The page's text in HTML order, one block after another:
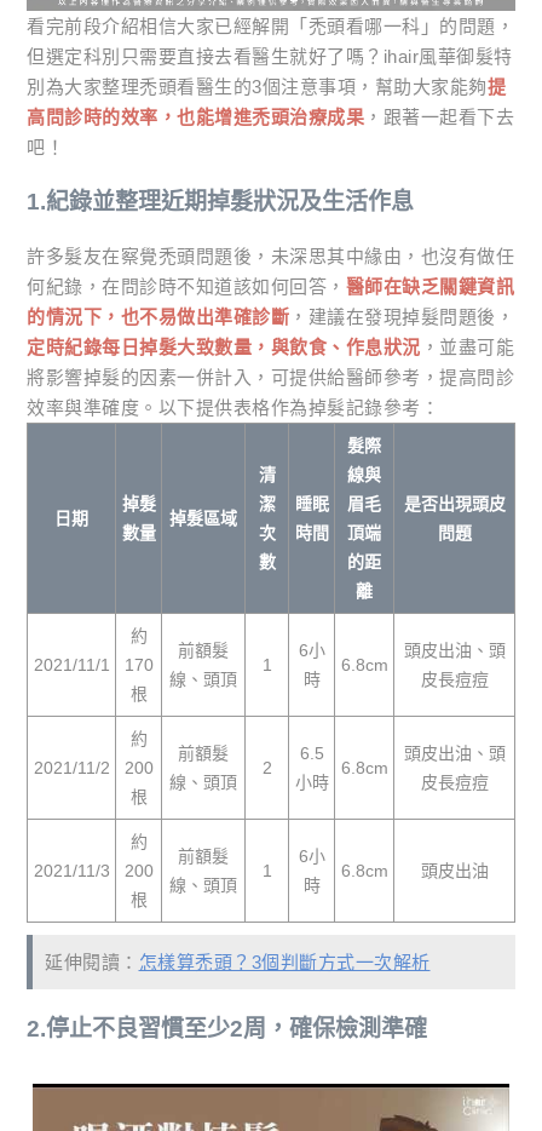
看完前段介紹相信大家已經解開「禿頭看哪一科」的問題，
但選定科別只需要直接去看醫生就好了嗎？ihair風華御髮特
別為大家整理禿頭看醫生的3個注意事項，幫助大家能夠提
高問診時的效率，也能增進禿頭治療成果 ，跟著一起看下去
吧！
1.紀錄並整理近期掉髮狀況及生活作息
許多髮友在察覺禿頭問題後，未深思其中緣由，也沒有做任
何紀錄，在問診時不知道該如何回答， 醫師在缺乏關鍵資訊
的情況下，也不易做出準確診斷 ，建議在發現掉髮問題後，
定時紀錄每日掉髮大致數量，與飲食、作息狀況 ，並盡可能
將影響掉髮的因素一併計入，可提供給醫師參考，提高問診
效率與準確度。以下提供表格作為掉髮記錄參考：
日期
掉髮
數量
掉髮區域
清
潔
次
數
睡眠
時間
髮際
線與
眉毛
頂端
的距
離
是否出現頭皮
問題
2021/11/1
約
170
根
前額髮
線、頭頂
1
6小
時
6.8cm
頭皮出油、頭
皮長痘痘
2021/11/2
約
200
根
前額髮
線、頭頂
2
6.5
小時
6.8cm
頭皮出油、頭
皮長痘痘
2021/11/3
約
200
根
前額髮
線、頭頂
1
6小
時
6.8cm 頭皮出油
延伸閱讀： 怎樣算禿頭？3個判斷方式一次解析
2.停止不良習慣至少2周，確保檢測準確